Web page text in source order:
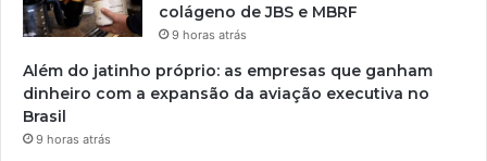
colágeno de JBS e MBRF
9 horas atrás
Além do jatinho próprio: as empresas que ganham
dinheiro com a expansão da aviação executiva no
Brasil
9 horas atrás